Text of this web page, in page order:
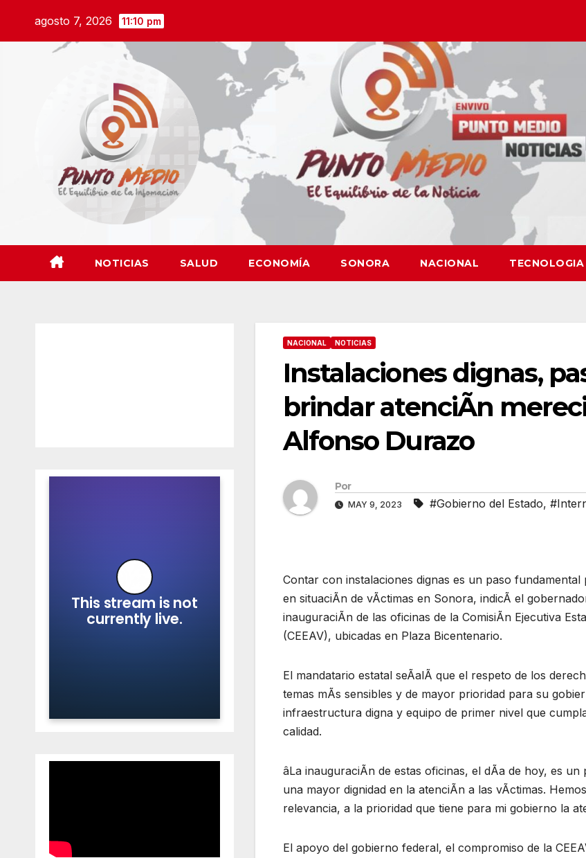
agosto 7, 2026 11:10 pm
NOTICIAS SALUD ECONOMÍA SONORA NACIONAL TECNOLOGIA
NACIONAL NOTICIAS
Instalaciones dignas,
brindar atenciÃn
Alfonso Durazo
Por
MAY 9, 2023 #Gobierno del Estado,
Contar con instalaciones dignas es un paso
en situaciÃn de vÃctimas en Sonora, indicÃ el
inauguraciÃn de las oficinas de la ComisiÃn Ejecutiva
(CEEAV), ubicadas en Plaza Bicentenario.
El mandatario estatal seÃalÃ que el respeto de los
temas mÃs sensibles y de mayor prioridad para su
infraestructura digna y equipo de primer nivel que
calidad.
âLa inauguraciÃn de estas oficinas, el dÃa de hoy, es
una mayor dignidad en la atenciÃn a las vÃctimas.
relevancia, a la prioridad que tiene para mi gobierno la
El apoyo del gobierno federal, el compromiso de la